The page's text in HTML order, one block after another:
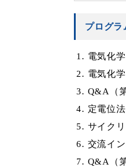
プログラ
電気化
電気化
Q&A（
定電位
サイク
交流イ
Q&A（